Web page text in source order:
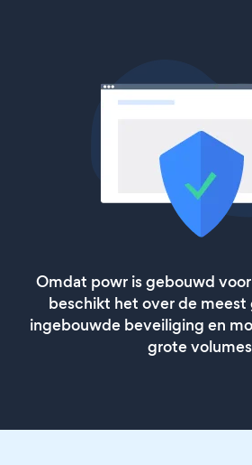
Omdat powr is gebouwd
beschikt het over de
ingebouwde beveiliging en
grote